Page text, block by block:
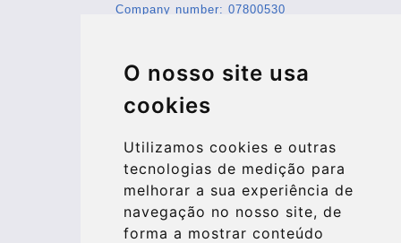
O nosso site usa
cookies
Utilizamos cookies e outras
tecnologias de medição para
melhorar a sua experiência de
navegação no nosso site, de
forma a mostrar conteúdo
Company number: 07800530
More
Blog
Contact
info@bucharesttransfer.com